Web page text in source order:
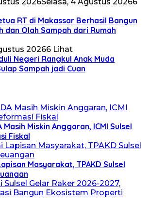
RT di Makassar Berhasil Bangun
dan Olah Sampah dari Rumah
20266 Lihat
Negeri Rangkul Anak Muda
Sampah jadi Cuan
Masih Miskin Anggaran, ICMI Sulsel
Fiskal
Masyarakat, TPAKD Sulsel